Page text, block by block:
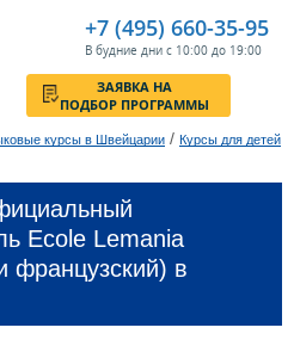
+7 (495) 660-35-95
В будние дни с 10:00 до 19:00
ЗАЯВКА НА
ПОДБОР ПРОГРАММЫ
курсы в Швейцарии / Курсы для детей
Ecole Lemania
французский) в